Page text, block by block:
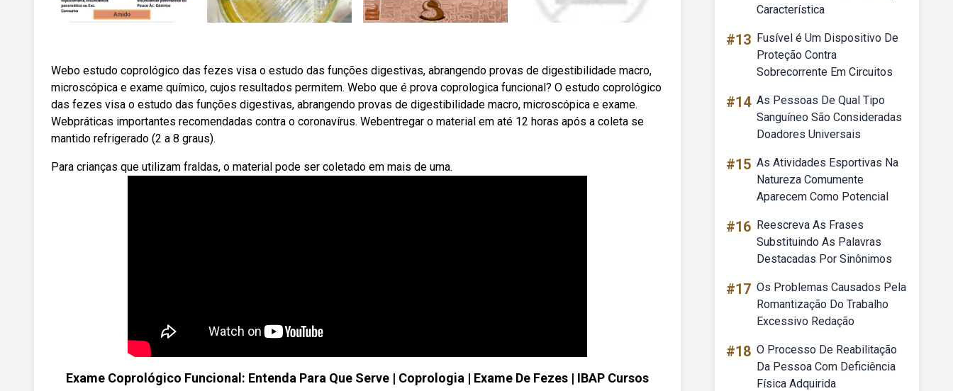
Webo estudo coprológico das fezes visa o estudo das funções digestivas, abrangendo provas de digestibilidade macro,
microscópica e exame químico, cujos resultados permitem. Webo que é prova coprologica funcional? O estudo coprológico
das fezes visa o estudo das funções digestivas, abrangendo provas de digestibilidade macro, microscópica e exame.
Webpráticas importantes recomendadas contra o coronavírus. Webentregar o material em até 12 horas após a coleta se
mantido refrigerado (2 a 8 graus).
Para crianças que utilizam fraldas, o material pode ser coletado em mais de uma.
Exame Coprológico Funcional: Entenda Para Que Serve | Coprologia | Exame De Fezes | IBAP Cursos
Característica
#13 Fusível é Um Dispositivo De
Proteção Contra
Sobrecorrente Em Circuitos
#14 As Pessoas De Qual Tipo
Sanguíneo São Consideradas
Doadores Universais
#15 As Atividades Esportivas Na
Natureza Comumente
Aparecem Como Potencial
#16 Reescreva As Frases
Substituindo As Palavras
Destacadas Por Sinônimos
#17 Os Problemas Causados Pela
Romantização Do Trabalho
Excessivo Redação
#18 O Processo De Reabilitação
Da Pessoa Com Deficiência
Física Adquirida